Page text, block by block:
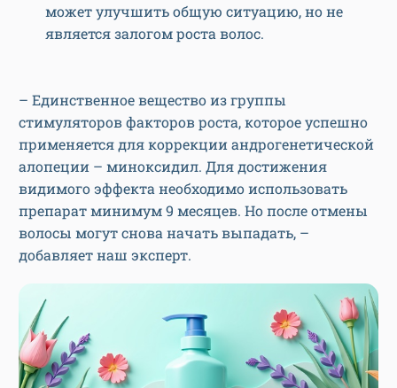
может улучшить общую ситуацию, но не
является залогом роста волос.
– Единственное вещество из группы
стимуляторов факторов роста, которое успешно
применяется для коррекции андрогенетической
алопеции – миноксидил. Для достижения
видимого эффекта необходимо использовать
препарат минимум 9 месяцев. Но после отмены
волосы могут снова начать выпадать, –
добавляет наш эксперт.